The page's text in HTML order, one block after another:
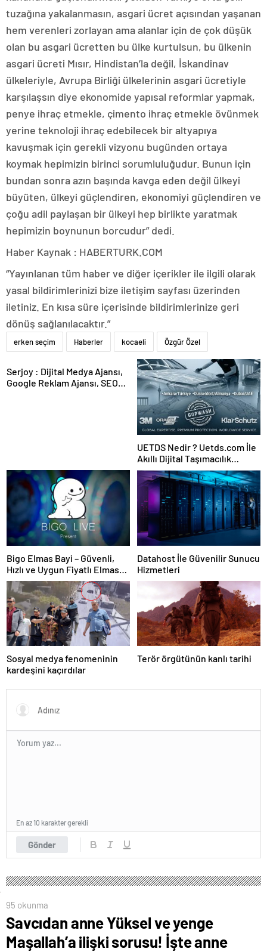
tuzağına yakalanmasın, asgari ücret açısından yaşanan
hem verenleri zorlayan ama alanlar için de çok düşük
olan bu asgari ücretten bu ülke kurtulsun, bu ülkenin
asgari ücreti Mısır, Hindistan’la değil, İskandinav
ülkeleriyle, Avrupa Birliği ülkelerinin asgari ücretiyle
karşılaşsın diye ekonomide yapısal reformlar yapmak,
penye ihraç etmekle, çimento ihraç etmekle övünmek
yerine teknoloji ihraç edebilecek bir altyapıya
kavuşmak için gerekli vizyonu bugünden ortaya
koymak hepimizin birinci sorumluluğudur. Bunun için
bundan sonra azın başında kavga eden değil ülkeyi
büyüten, ülkeyi güçlendiren, ekonomiyi güçlendiren ve
çoğu adil paylaşan bir ülkeyi hep birlikte yaratmak
hepimizin boynunun borcudur” dedi.
Haber Kaynak : HABERTURK.COM
“Yayınlanan tüm haber ve diğer içerikler ile ilgili olarak
yasal bildirimlerinizi bize iletişim sayfası üzerinden
iletiniz. En kısa süre içerisinde bildirimlerinize geri
dönüş sağlanılacaktır.”
erken seçim Haberler kocaeli Özgür Özel
Serjoy : Dijital Medya Ajansı,
Google Reklam Ajansı, SEO
UETDS Nedir ? Uetds.com İle
Akıllı Dijital Taşımacılık
Yazılımı
Bigo Elmas Bayi – Güvenli,
Hızlı ve Uygun Fiyatlı Elmas
Satın Almanın Yeni Adresi
Datahost İle Güvenilir Sunucu
Hizmetleri
Sosyal medya fenomeninin
kardeşini kaçırdılar
Terör örgütünün kanlı tarihi
Gönder
En az 10 karakter gerekli
95 okunma
Savcıdan anne Yüksel ve yenge
Maşallah’a ilişki sorusu! İşte anne